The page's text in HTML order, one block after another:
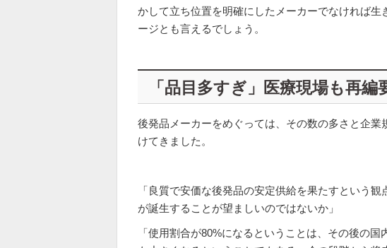
かして立ち位置を明確にしたメーカーでなければ
ージとも言えるでしょう。
「品目多すぎ」医療現場も再編
後発品メーカーをめぐっては、その数の多さと企
けてきました。
「良質で安価な後発品の安定供給を果たすという
が誕生することが望ましいのではないか」
「使用割合が80%になるということは、その後の